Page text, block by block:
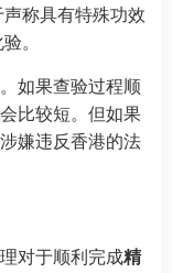
称具有特殊功效
。
如果查验过程顺
比较短。但如果
嫌违反香港的法
对于顺利完成精